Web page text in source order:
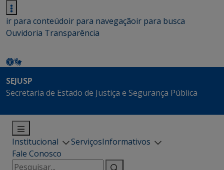
ir para conteúdoir para navegaçãoir para busca
Ouvidoria Transparência
SEJUSP
Secretaria de Estado de Justiça e Segurança Pública
Institucional ServiçosInformativos
Fale Conosco
Pesquisar